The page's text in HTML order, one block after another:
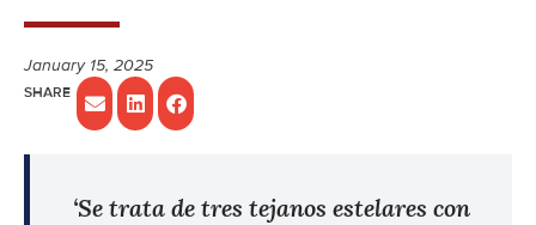
January 15, 2025
‘Se trata de tres tejanos estelares con